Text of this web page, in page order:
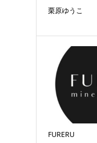
栗原ゆうこ
FURERU